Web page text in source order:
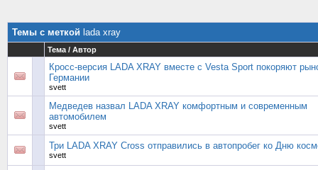
Темы с меткой lada xray
Тема / Автор
Кросс-версия LADA XRAY вместе с Vesta Sport покоряют
Германии
svett
Медведев назвал LADA XRAY комфортным и современным
автомобилем
svett
Три LADA XRAY Cross отправились в автопробег ко Дню
svett